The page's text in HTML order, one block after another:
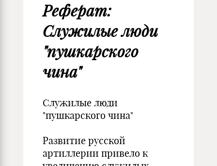
Реферат:
Служилые люди
"пушкарского
чина"
Служилые люди
"пушкарского чина"
Развитие русской
артиллерии привело к